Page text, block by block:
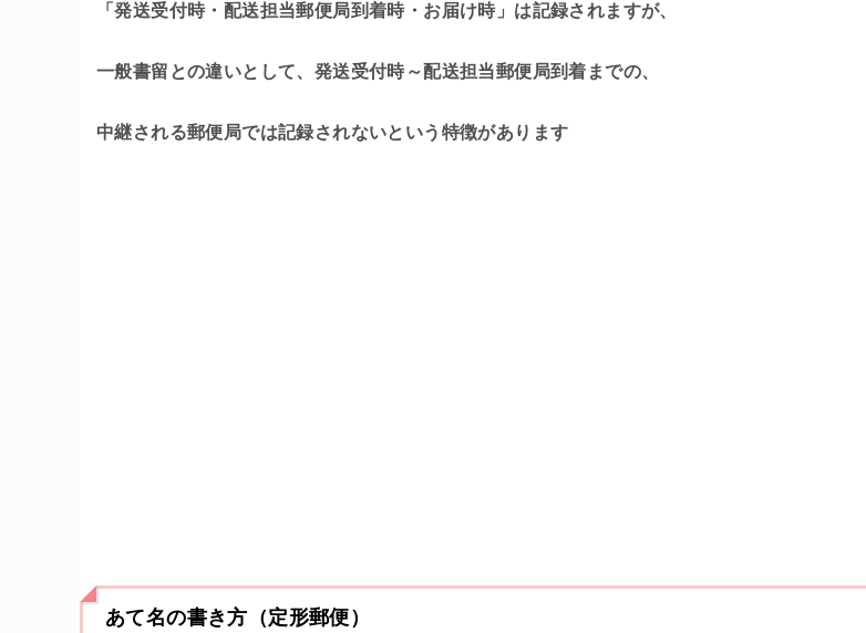
「発送受付時・配送担当郵便局到着時・お届け時」は記録されますが、
一般書留との違いとして、発送受付時～配送担当郵便局到着までの、
中継される郵便局では記録されないという特徴があります
あて名の書き方（定形郵便）